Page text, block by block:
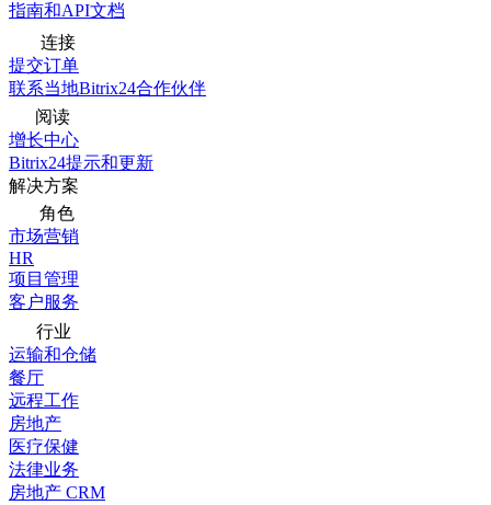
指南和API文档
连接
提交订单
联系当地Bitrix24合作伙伴
阅读
增长中心
Bitrix24提示和更新
解决方案
角色
市场营销
HR
项目管理
客户服务
行业
运输和仓储
餐厅
远程工作
房地产
医疗保健
法律业务
房地产 CRM